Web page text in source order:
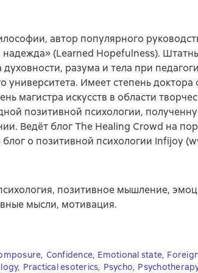
автор популярного
(Learned Hopefulness).
разума и тела при
университета. Имеет степень
магистра искусств в области
позитивной психологии,
Ведёт блог The Healing Crowd на
блог о позитивной психологии Infijoy
позитивное мышление,
мысли, мотивация.
, Confidence, Emotional state,
, Practical esoterics, Psycho,